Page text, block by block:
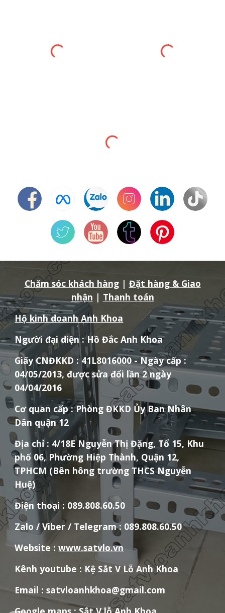
Chăm sóc khách hàng| Đặt hàng & Giao
nhận | Thanh toán
Hộ kinh doanh Anh Khoa
Người đại diện : Hồ Đắc Anh Khoa
Giấy CNĐKKD : 41L8016000 - Ngày cấp :
04/05/2013, được sửa đổi lần 2 ngày
04/04/2016
Cơ quan cấp : Phòng ĐKKD Ủy Ban Nhân
Dân quận 12
Địa chỉ : 4/18E Nguyễn Thị Đặng, Tổ 15, Khu
phố 06, Phường Hiệp Thành, Quận 12,
TPHCM (Bên hông trường THCS Nguyễn
Huệ)
Điện thoại : 089.808.60.50
Zalo / Viber / Telegram : 089.808.60.50
Website :www.satvlo.vn
Kênh youtube : Kệ Sắt V Lỗ Anh Khoa
Email : satvloanhkhoa@gmail.com